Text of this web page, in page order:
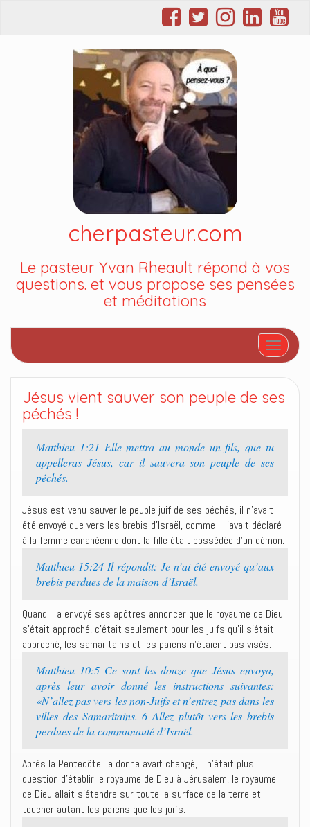
cherpasteur.com
Le pasteur Yvan Rheault répond à vos
questions. et vous propose ses pensées
et méditations
Afficher/
Jésus vient sauver son peuple de ses
péchés !
Matthieu 1:21 Elle mettra au monde un fils, que tu
appelleras Jésus, car il sauvera son peuple de ses
péchés.
Jésus est venu sauver le peuple juif de ses péchés, il n’avait
été envoyé que vers les brebis d’Israël, comme il l’avait déclaré
à la femme cananéenne dont la fille était possédée d’un démon.
Matthieu 15:24 Il répondit: Je n’ai été envoyé qu’aux
brebis perdues de la maison d’Israël.
Quand il a envoyé ses apôtres annoncer que le royaume de Dieu
s’était approché, c’était seulement pour les juifs qu’il s’était
approché, les samaritains et les païens n’étaient pas visés.
Matthieu 10:5 Ce sont les douze que Jésus envoya,
après leur avoir donné les instructions suivantes:
«N’allez pas vers les non-Juifs et n’entrez pas dans les
villes des Samaritains. 6 Allez plutôt vers les brebis
perdues de la communauté d’Israël.
Après la Pentecôte, la donne avait changé, il n’était plus
question d’établir le royaume de Dieu à Jérusalem, le royaume
de Dieu allait s’étendre sur toute la surface de la terre et
toucher autant les païens que les juifs.